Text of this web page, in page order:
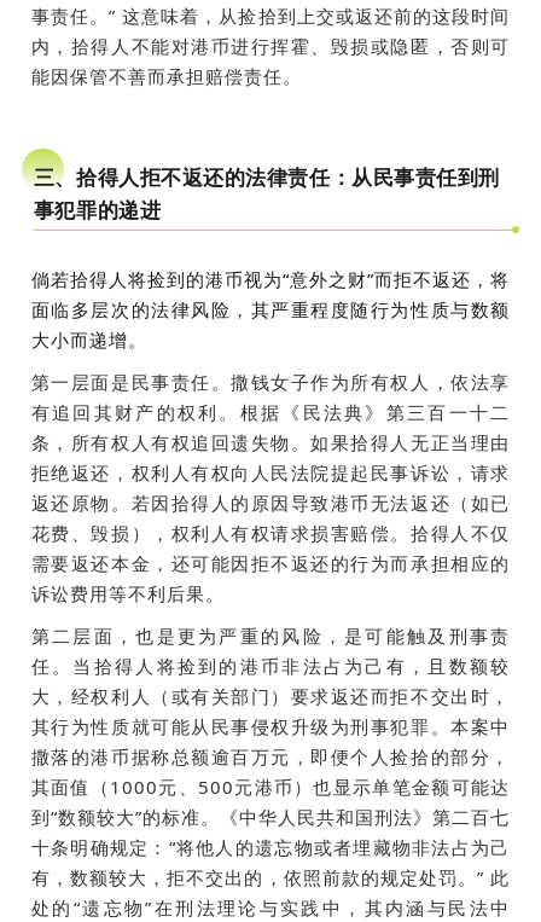
事责任。” 这意味着，从捡拾到上交或返还前的这段时间
内，拾得人不能对港币进行挥霍、毁损或隐匿，否则可
能因保管不善而承担赔偿责任。
三、拾得人拒不返还的法律责任：从民事责任到刑
事犯罪的递进
倘若拾得人将捡到的港币视为“意外之财”而拒不返还，将
面临多层次的法律风险，其严重程度随行为性质与数额
大小而递增。
第一层面是民事责任。撒钱女子作为所有权人，依法享
有追回其财产的权利。根据《民法典》第三百一十二
条，所有权人有权追回遗失物。如果拾得人无正当理由
拒绝返还，权利人有权向人民法院提起民事诉讼，请求
返还原物。若因拾得人的原因导致港币无法返还（如已
花费、毁损），权利人有权请求损害赔偿。拾得人不仅
需要返还本金，还可能因拒不返还的行为而承担相应的
诉讼费用等不利后果。
第二层面，也是更为严重的风险，是可能触及刑事责
任。当拾得人将捡到的港币非法占为己有，且数额较
大，经权利人（或有关部门）要求返还而拒不交出时，
其行为性质就可能从民事侵权升级为刑事犯罪。本案中
撒落的港币据称总额逾百万元，即便个人捡拾的部分，
其面值（1000元、500元港币）也显示单笔金额可能达
到“数额较大”的标准。
《中华人民共和国刑法》第二百七
十条明确规定：“将他人的遗忘物或者埋藏物非法占为己
有，数额较大，拒不交出的，依照前款的规定处罚。” 此
处的“遗忘物”在刑法理论与实践中，其内涵与民法中